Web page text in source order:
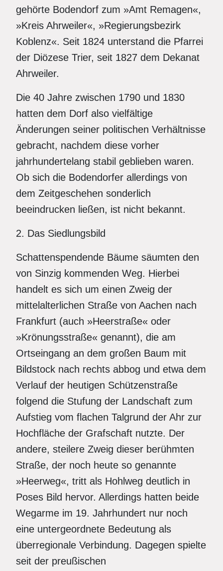
gehörte Bodendorf zum »Amt Remagen«,
»Kreis Ahrweiler«, »Regierungsbezirk
Koblenz«. Seit 1824 unterstand die Pfarrei
der Diözese Trier, seit 1827 dem Dekanat
Ahrweiler.
Die 40 Jahre zwischen 1790 und 1830
hatten dem Dorf also vielfältige
Änderungen seiner politischen Verhältnisse
gebracht, nachdem diese vorher
jahrhundertelang stabil geblieben waren.
Ob sich die Bodendorfer allerdings von
dem Zeitgeschehen sonderlich
beeindrucken ließen, ist nicht bekannt.
2. Das Siedlungsbild
Schattenspendende Bäume säumten den
von Sinzig kommenden Weg. Hierbei
handelt es sich um einen Zweig der
mittelalterlichen Straße von Aachen nach
Frankfurt (auch »Heerstraße« oder
»Krönungsstraße« genannt), die am
Ortseingang an dem großen Baum mit
Bildstock nach rechts abbog und etwa dem
Verlauf der heutigen Schützenstraße
folgend die Stufung der Landschaft zum
Aufstieg vom flachen Talgrund der Ahr zur
Hochfläche der Grafschaft nutzte. Der
andere, steilere Zweig dieser berühmten
Straße, der noch heute so genannte
»Heerweg«, tritt als Hohlweg deutlich in
Poses Bild hervor. Allerdings hatten beide
Wegarme im 19. Jahrhundert nur noch
eine untergeordnete Bedeutung als
überregionale Verbindung. Dagegen spielte
seit der preußischen